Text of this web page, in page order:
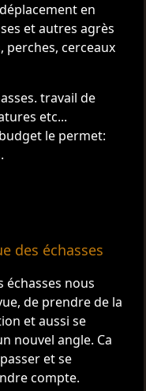
en
et autres agrès
cerceaux
travail de
etc...
le permet:
des échasses
nous
de prendre de la
et aussi se
nouvel angle. Ca
et se
compte.